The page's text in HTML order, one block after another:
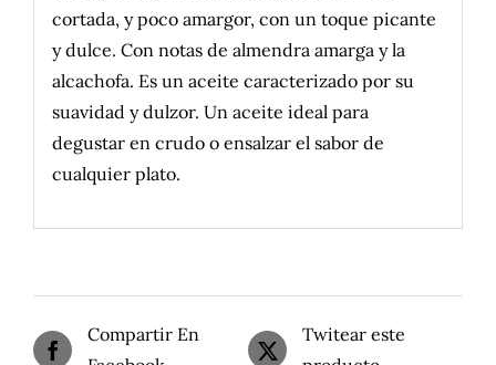
cortada, y poco amargor, con un toque picante
y dulce. Con notas de almendra amarga y la
alcachofa. Es un aceite caracterizado por su
suavidad y dulzor. Un aceite ideal para
degustar en crudo o ensalzar el sabor de
cualquier plato.
Compartir En
Twitear este